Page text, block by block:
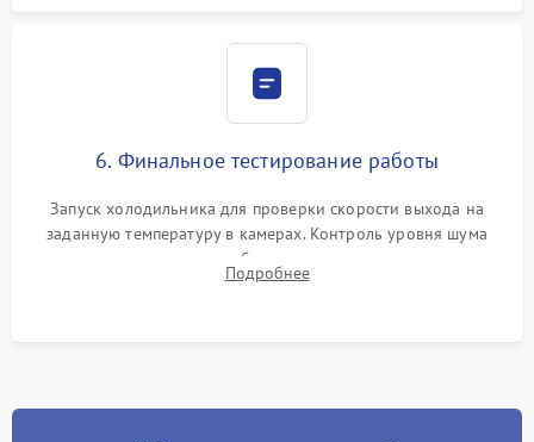
6. Финальное тестирование работы
Запуск холодильника для проверки скорости выхода на
заданную температуру в камерах. Контроль уровня шума
компрессора, отсутствия обмерзания стенок и корректного
срабатывания системы автоматической оттайки.
Подробнее